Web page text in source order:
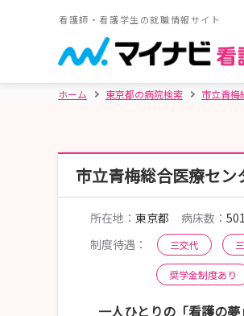
看護師・看護学生の就職情報サイト
ホーム 東京都の病院検索 市立青梅
市立青梅総合医療セン
所在地： 東京都 病床数：
制度待遇：
三交代
奨学金制度あり
一人ひとりの「看護の